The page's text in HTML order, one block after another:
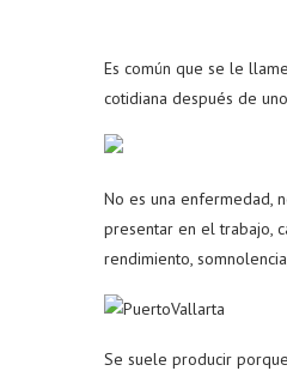
Es común que se le
cotidiana después de
No es una enfermedad,
presentar en el trabajo,
rendimiento,
Se suele producir